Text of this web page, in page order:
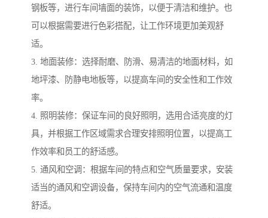
钢板等，进行车间墙面的装饰，以便于清洁和维护。也
可以根据需要进行色彩搭配，让工作环境更加美观舒
适。
3. 地面装修：选择耐磨、防滑、易清洁的地面材料，如
地坪漆、防静电地板等，以提高车间的安全性和工作效
率。
4. 照明装修：保证车间的良好照明，选用合适亮度的灯
具，并根据工作区域需求合理安排照明位置，以提高工
作效率和员工的舒适感。
5. 通风和空调：根据车间的特点和空气质量要求，安装
适当的通风和空调设备，保持车间内的空气流通和温度
舒适。